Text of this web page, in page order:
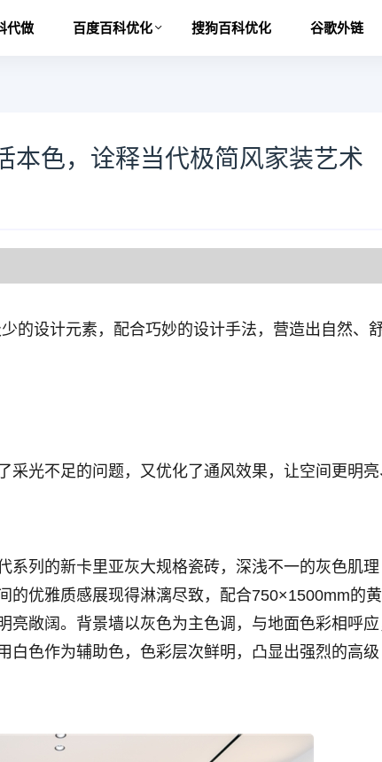
代做 百度百科优化 搜狗百科优化 谷歌外链
本色，诠释当代极简风家装艺术
的设计元素，配合巧妙的设计手法，营造出自然、
光不足的问题，又优化了通风效果，让空间更明亮
系列的新卡里亚灰大规格瓷砖，深浅不一的灰色肌理
的优雅质感展现得淋漓尽致，配合750×1500mm的
敞阔。背景墙以灰色为主色调，与地面色彩相呼应
白色作为辅助色，色彩层次鲜明，凸显出强烈的高级